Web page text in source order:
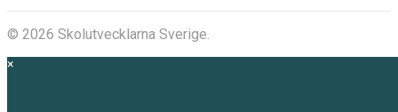
© 2026 Skolutvecklarna Sverige.
×